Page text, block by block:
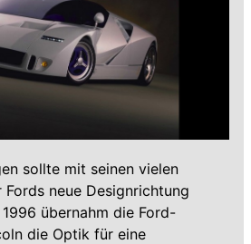
sollte mit seinen vielen
Fords neue Designrichtung
übernahm die Ford-
die Optik für eine